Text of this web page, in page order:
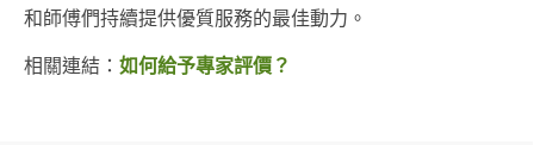
和師傅們持續提供優質服務的最佳動力。
相關連結： 如何給予專家評價？